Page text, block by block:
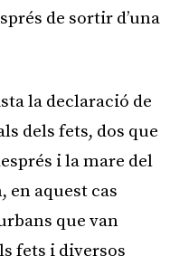
de sortir d’una
la declaració de
dels fets, dos que
i la mare del
en aquest cas
que van
fets i diversos